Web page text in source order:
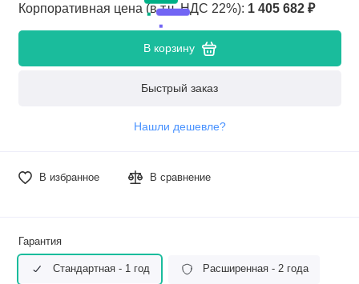
Корпоративная цена (в т.ч. НДС 22%): 1 405 682 ₽
В корзину
Быстрый заказ
Нашли дешевле?
В избранное В сравнение
Гарантия
Стандартная - 1 год Расширенная - 2 года